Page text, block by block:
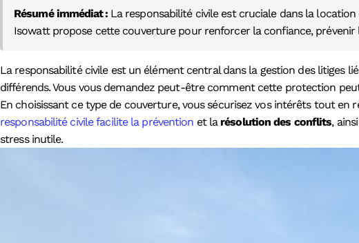
Résumé immédiat : La responsabilité civile est cruciale dans la
Isowatt propose cette couverture pour renforcer la confiance,
La responsabilité civile est un élément central dans la gestion des litiges
différends. Vous vous demandez peut-être comment cette protection
En choisissant ce type de couverture, vous sécurisez vos intérêts tout
responsabilité civile facilite la prévention et la résolution des conflits,
stress inutile.